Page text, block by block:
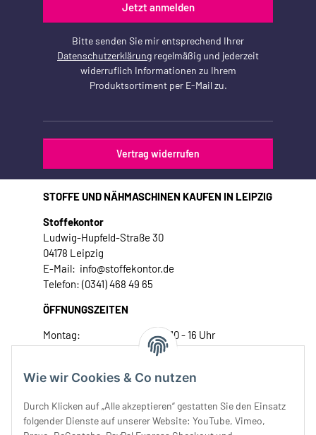
Wie wir Cookies & Co nutzen
Durch Klicken auf „Alle akzeptieren“ gestatten Sie den Einsatz
folgender Dienste auf unserer Website: YouTube, Vimeo,
Jetzt anmelden
Bitte senden Sie mir entsprechend Ihrer
Datenschutzerklärung regelmäßig und jederzeit
widerruflich Informationen zu Ihrem
Produktsortiment per E-Mail zu.
Vertrag widerrufen
STOFFE UND NÄHMASCHINEN KAUFEN IN LEIPZIG
Stoffekontor
Ludwig-Hupfeld-Straße 30
04178 Leipzig
E-Mail: info@stoffekontor.de
Telefon: (0341) 468 49 65
ÖFFNUNGSZEITEN
Montag:
10 - 16 Uhr
Donnerstag:
10 - 18 Uhr
Samstag:
10 - 14 Uhr